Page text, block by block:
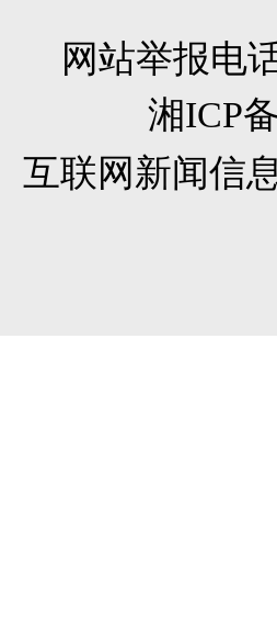
网站举报电
湘ICP
互联网新闻信